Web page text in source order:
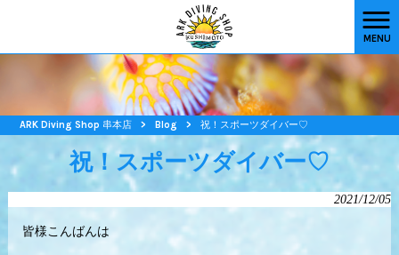
MENU
ARK Diving Shop 串本店 > Blog > 祝！スポーツダイバー♡
祝！スポーツダイバー♡
2021/12/05
皆様こんばんは